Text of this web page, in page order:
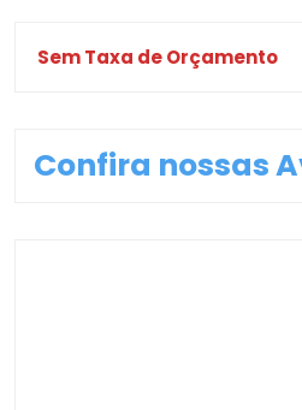
Sem Taxa de Orçamento
Confira nossas